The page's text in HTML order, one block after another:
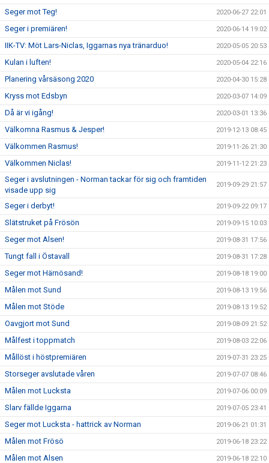
Seger mot Teg! 2020-06-27 22:01
Seger i premiären! 2020-06-14 19:02
IIK-TV: Möt Lars-Niclas, Iggarnas nya tränarduo! 2020-05-05 20:53
Kulan i luften! 2020-05-04 22:16
Planering vårsäsong 2020 2020-04-30 15:28
Kryss mot Edsbyn 2020-03-07 14:09
Då är vi igång! 2020-03-01 13:36
Välkomna Rasmus & Jesper! 2019-12-13 08:45
Välkommen Rasmus! 2019-11-26 21:30
Välkommen Niclas! 2019-11-12 21:23
Seger i avslutningen - Norman tackar för sig och framtiden
visade upp sig
2019-09-29 21:57
Seger i derbyt! 2019-09-22 09:17
Slätstruket på Frösön 2019-09-15 10:03
Seger mot Alsen! 2019-08-31 17:56
Tungt fall i Östavall 2019-08-31 17:28
Seger mot Härnösand! 2019-08-18 19:00
Målen mot Sund 2019-08-13 19:56
Målen mot Stöde 2019-08-13 19:52
Oavgjort mot Sund 2019-08-09 21:52
Målfest i toppmatch 2019-08-03 22:06
Mållöst i höstpremiären 2019-07-31 23:25
Storseger avslutade våren 2019-07-07 08:46
Målen mot Lucksta 2019-07-06 00:09
Slarv fällde Iggarna 2019-07-05 23:41
Seger mot Lucksta - hattrick av Norman 2019-06-21 01:31
Målen mot Frösö 2019-06-18 23:22
Målen mot Alsen 2019-06-18 22:10